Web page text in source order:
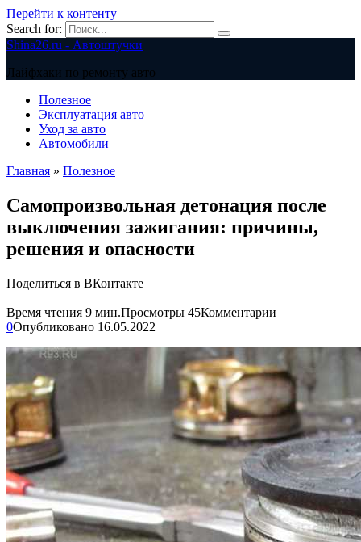
Перейти к контенту
Search for:
Shina26.ru - Автоштучки
Лайфхаки по ремонту авто
Полезное
Эксплуатация авто
Уход за авто
Автомобили
Главная » Полезное
Самопроизвольная детонация после
выключения зажигания: причины,
решения и опасности
Поделиться в ВКонтакте
Время чтения 9 мин.Просмотры 45Комментарии
0Опубликовано 16.05.2022